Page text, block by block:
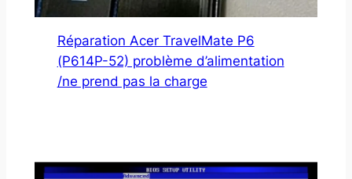
Réparation Acer TravelMate P6
(P614P-52) problème d’alimentation
/ne prend pas la charge